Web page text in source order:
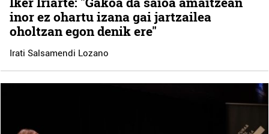
inor ez ohartu izana gai jartzailea
oholtzan egon denik ere"
Irati Salsamendi Lozano